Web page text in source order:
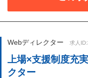
Webディレクター 求人ID:
上場×支援制度充
クター